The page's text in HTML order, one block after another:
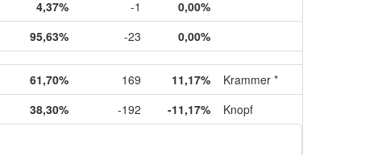
4,37% -1
0,00%
95,63% -23 0,00%
61,70% 169 11,17%
Krammer *
38,30% -192 -11,17% Knopf